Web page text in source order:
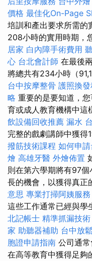
價格 最佳化On-Page
培訓和產出要求所需的
208小時的實用時期，
居家 白內障手術費用
心 台北會計師 在最後
將總共有234小時（
台中按摩整骨 護照換
略 重要的是要知道，
育或成人教育機構中這
飲設備回收推薦 漏水
完整的戲劇講師中獲得
撥筋技術課程 如何申
燴 高雄牙醫 外燴佈置
則在第六學期將有97
長的機會，以獲得真正
意思 專業打掃阿姨服務
這些工作通常已經與學
北記帳士 精準抓漏技術
家 助聽器補助 台中放
胞證申請指南 公司通
在高等教育中獲得足夠